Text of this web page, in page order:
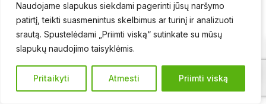
Naudojame slapukus siekdami pagerinti jūsų naršymo
patirtį, teikti suasmenintus skelbimus ar turinį ir analizuoti
srautą. Spustelėdami „Priimti viską“ sutinkate su mūsų
slapukų naudojimo taisyklėmis.
Pritaikyti Atmesti Priimti viską
Naudojame slapukus siekdami pagerinti jūsų naršymo
patirtį, teikti suasmenintus skelbimus ar turinį ir analizuoti
srautą. Spustelėdami „Priimti viską“ sutinkate su mūsų
slapukų naudojimo taisyklėmis.
Pritaikyti Atmesti Priimti viską
INDŲ PLOVIKLIS NMP vaisių kvapo 5L